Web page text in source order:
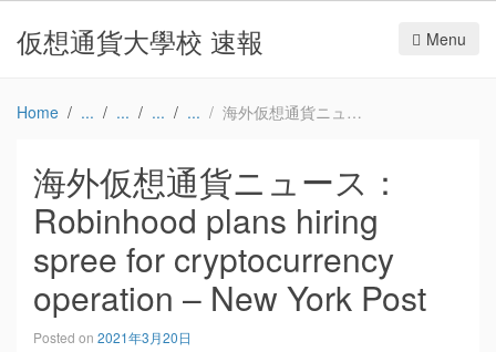
仮想通貨大學校 速報 Menu
Home 海外仮想通貨ニュース：Robinhood plans hiring spree for cryptocurrency operation – New York Post
海外仮想通貨ニュース：
Robinhood plans hiring
spree for cryptocurrency
operation – New York Post
Posted on 2021年3月20日